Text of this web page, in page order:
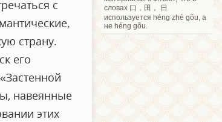
с
страну.
его
навеянные
этих
словах 口，田， 日
используется héng zhé gõu, а
не héng gõu.